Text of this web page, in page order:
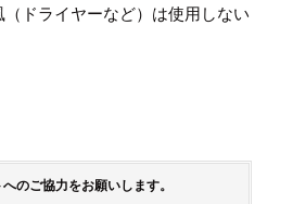
ドライヤーなど）は使用しない
のご協力をお願いします。